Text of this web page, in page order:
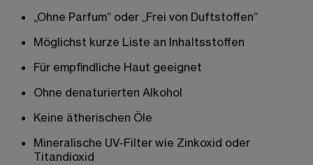
„Ohne Parfum“ oder „Frei von Duftstoffen“
Möglichst kurze Liste an Inhaltsstoffen
Für empfindliche Haut geeignet
Ohne denaturierten Alkohol
Keine ätherischen Öle
Mineralische UV-Filter wie Zinkoxid oder
Titandioxid